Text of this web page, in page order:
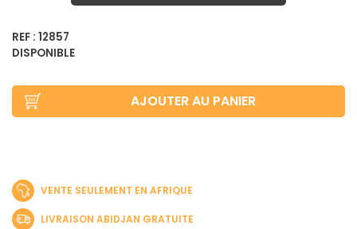
REF : 12857
DISPONIBLE
AJOUTER AU PANIER
VENTE SEULEMENT EN AFRIQUE
LIVRAISON ABIDJAN GRATUITE